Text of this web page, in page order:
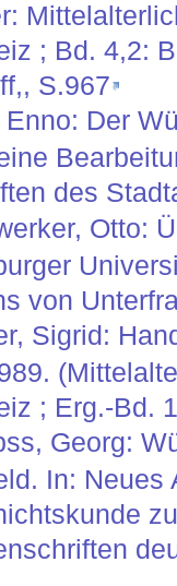
; Bd. 4,2:
S.967
Enno: Der
des
Otto:
von
Sigrid:
; Erg.-Bd.
Georg:
In: Neues